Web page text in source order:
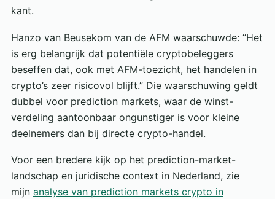
kant.
Hanzo van Beusekom van de AFM waarschuwde: “Het
is erg belangrijk dat potentiële cryptobeleggers
beseffen dat, ook met AFM-toezicht, het handelen in
crypto’s zeer risicovol blijft.” Die waarschuwing geldt
dubbel voor prediction markets, waar de winst-
verdeling aantoonbaar ongunstiger is voor kleine
deelnemers dan bij directe crypto-handel.
Voor een bredere kijk op het prediction-market-
landschap en juridische context in Nederland, zie
mijn analyse van prediction markets crypto in